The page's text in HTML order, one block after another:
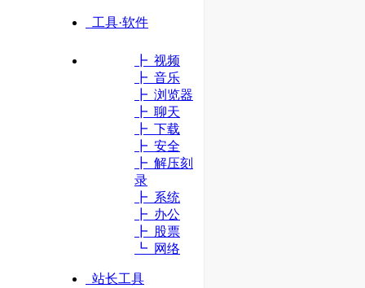
工具·软件
┣ 视频
┣ 音乐
┣ 浏览器
┣ 聊天
┣ 下载
┣ 安全
┣ 解压刻
录
┣ 系统
┣ 办公
┣ 股票
┗ 网络
站长工具